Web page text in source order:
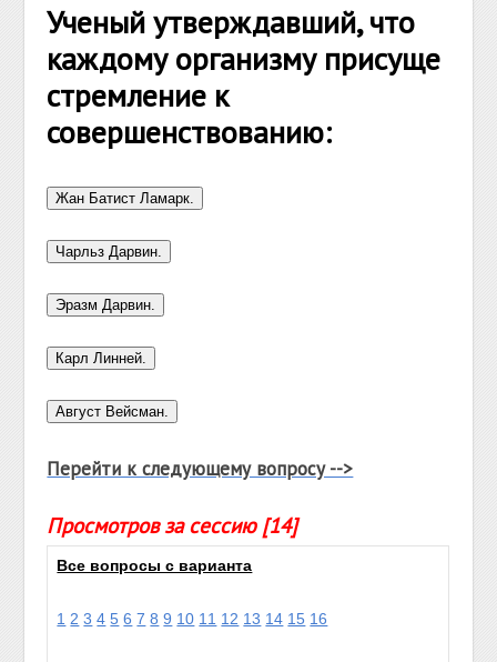
Ученый утверждавший, что
каждому организму присуще
стремление к
совершенствованию:
Перейти к следующему вопросу -->
Просмотров за сессию [14]
Все вопросы с варианта
1 2 3 4 5 6 7 8 9 10 11 12 13 14 15 16